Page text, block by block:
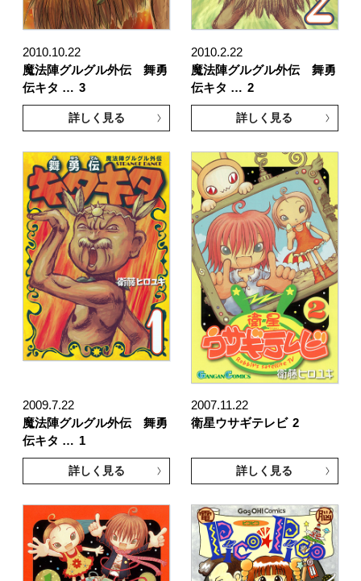
2010.10.22
魔法陣グルグル外伝 舞勇
伝キタ … 3
詳しく見る
2010.2.22
魔法陣グルグル外伝 舞勇
伝キタ … 2
詳しく見る
2009.7.22
魔法陣グルグル外伝 舞勇
伝キタ … 1
詳しく見る
2007.11.22
衛星ウサギテレビ 2
詳しく見る